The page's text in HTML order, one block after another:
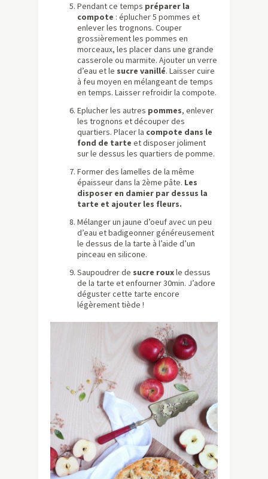
Pendant ce temps préparer la
compote : éplucher 5 pommes et
enlever les trognons. Couper
grossièrement les pommes en
morceaux, les placer dans une grande
casserole ou marmite. Ajouter un verre
d’eau et le sucre vanillé. Laisser cuire
à feu moyen en mélangeant de temps
en temps. Laisser refroidir la compote.
Eplucher les autres pommes, enlever
les trognons et découper des
quartiers. Placer la compote dans le
fond de tarte et disposer joliment
sur le dessus les quartiers de pomme.
Former des lamelles de la même
épaisseur dans la 2ème pâte. Les
disposer en damier par dessus la
tarte et ajouter les fleurs.
Mélanger un jaune d’oeuf avec un peu
d’eau et badigeonner généreusement
le dessus de la tarte à l’aide d’un
pinceau en silicone.
Saupoudrer de sucre rouxle dessus
de la tarte et enfourner 30min. J’adore
déguster cette tarte encore
légèrement tiède !